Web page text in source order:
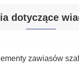
dotyczące